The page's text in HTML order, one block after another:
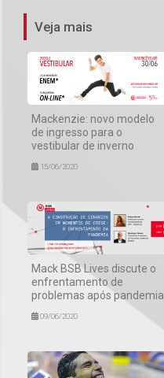
Veja mais
Mackenzie: novo modelo
de ingresso para o
vestibular de inverno
15/06/2020
Mack BSB Lives discute o
enfrentamento de
problemas após pandemia
09/06/2020